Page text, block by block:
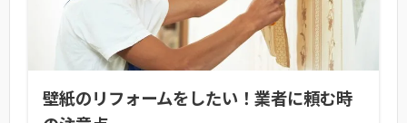
壁紙のリフォームをしたい！業者に頼む時